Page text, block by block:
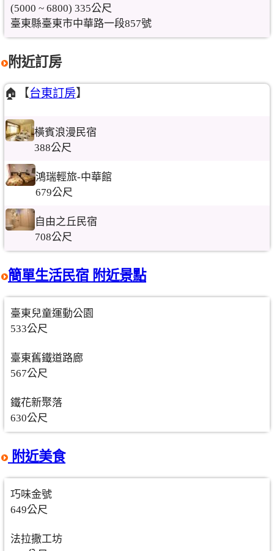
(5000 ~ 6800) 335公尺
臺東縣臺東市中華路一段857號
附近訂房
🏠【台東訂房】
橫賓浪漫民宿
388公尺
鴻瑞輕旅-中華館
679公尺
自由之丘民宿
708公尺
簡單生活民宿 附近景點
臺東兒童運動公園
533公尺
臺東舊鐵道路廊
567公尺
鐵花新聚落
630公尺
附近美食
巧味金號
649公尺
法拉撒工坊